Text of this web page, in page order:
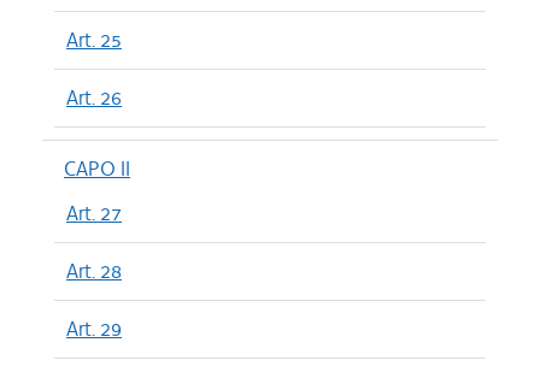
Art. 25
Art. 26
CAPO II
Art. 27
Art. 28
Art. 29